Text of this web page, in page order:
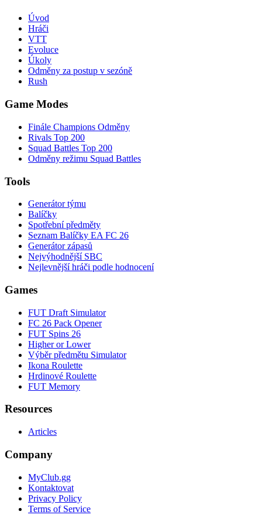
Úvod
Hráči
VTT
Evoluce
Úkoly
Odměny za postup v sezóně
Rush
Game Modes
Finále Champions Odměny
Rivals Top 200
Squad Battles Top 200
Odměny režimu Squad Battles
Tools
Generátor týmu
Balíčky
Spotřební předměty
Seznam Balíčky EA FC 26
Generátor zápasů
Nejvýhodnější SBC
Nejlevnější hráči podle hodnocení
Games
FUT Draft Simulator
FC 26 Pack Opener
FUT Spins 26
Higher or Lower
Výběr předmětu Simulator
Ikona Roulette
Hrdinové Roulette
FUT Memory
Resources
Articles
Company
MyClub.gg
Kontaktovat
Privacy Policy
Terms of Service